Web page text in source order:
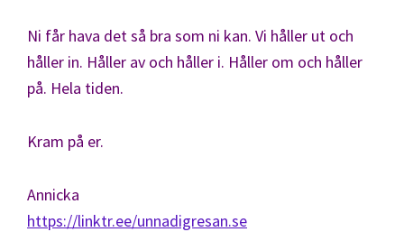
Ni får hava det så bra som ni kan. Vi håller ut och
håller in. Håller av och håller i. Håller om och håller
på. Hela tiden.
Kram på er.
Annicka
https://linktr.ee/unnadigresan.se